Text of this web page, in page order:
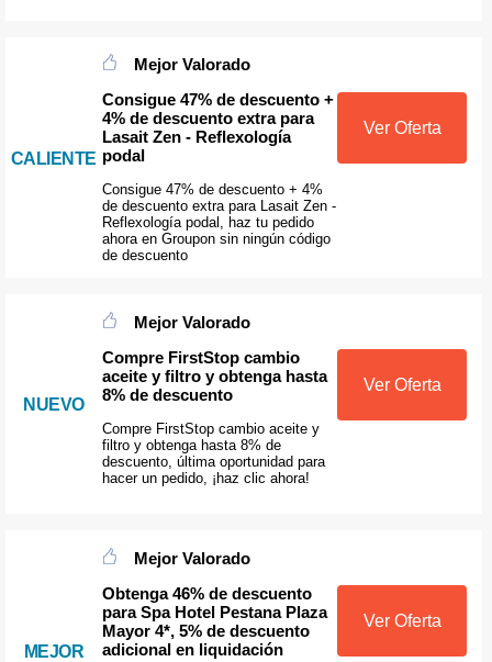
CALIENTE
Mejor Valorado
Consigue 47% de descuento +
4% de descuento extra para
Lasait Zen - Reflexología
podal
Consigue 47% de descuento + 4%
de descuento extra para Lasait Zen -
Reflexología podal, haz tu pedido
ahora en Groupon sin ningún código
de descuento
Ver Oferta
NUEVO
Mejor Valorado
Compre FirstStop cambio
aceite y filtro y obtenga hasta
8% de descuento
Compre FirstStop cambio aceite y
filtro y obtenga hasta 8% de
descuento, última oportunidad para
hacer un pedido, ¡haz clic ahora!
Ver Oferta
MEJOR
Mejor Valorado
Obtenga 46% de descuento
para Spa Hotel Pestana Plaza
Mayor 4*, 5% de descuento
adicional en liquidación
Ver Oferta